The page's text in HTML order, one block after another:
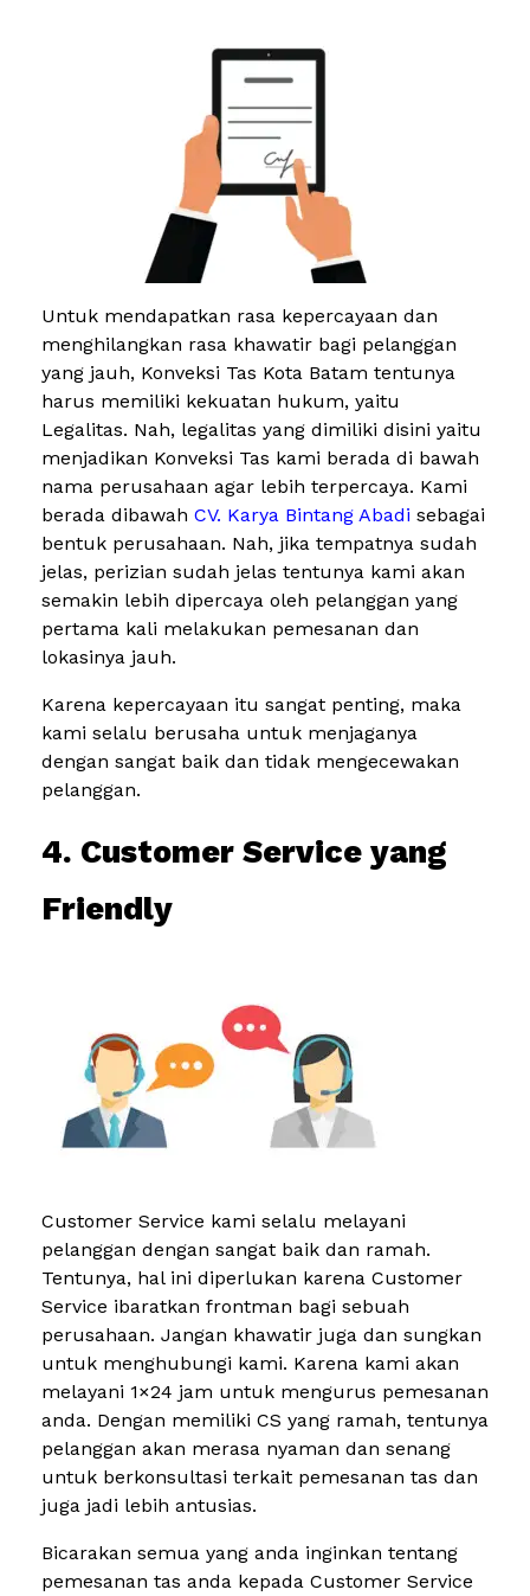
Untuk mendapatkan rasa kepercayaan dan
menghilangkan rasa khawatir bagi pelanggan
yang jauh, Konveksi Tas Kota Batam tentunya
harus memiliki kekuatan hukum, yaitu
Legalitas. Nah, legalitas yang dimiliki disini yaitu
menjadikan Konveksi Tas kami berada di bawah
nama perusahaan agar lebih terpercaya. Kami
berada dibawah CV. Karya Bintang Abadi sebagai
bentuk perusahaan. Nah, jika tempatnya sudah
jelas, perizian sudah jelas tentunya kami akan
semakin lebih dipercaya oleh pelanggan yang
pertama kali melakukan pemesanan dan
lokasinya jauh.
Karena kepercayaan itu sangat penting, maka
kami selalu berusaha untuk menjaganya
dengan sangat baik dan tidak mengecewakan
pelanggan.
4. Customer Service yang
Friendly
Customer Service kami selalu melayani
pelanggan dengan sangat baik dan ramah.
Tentunya, hal ini diperlukan karena Customer
Service ibaratkan frontman bagi sebuah
perusahaan. Jangan khawatir juga dan sungkan
untuk menghubungi kami. Karena kami akan
melayani 1×24 jam untuk mengurus pemesanan
anda. Dengan memiliki CS yang ramah, tentunya
pelanggan akan merasa nyaman dan senang
untuk berkonsultasi terkait pemesanan tas dan
juga jadi lebih antusias.
Bicarakan semua yang anda inginkan tentang
pemesanan tas anda kepada Customer Service